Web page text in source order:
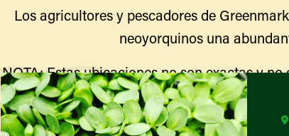
Los agricultores y pescadores de
neoyorquinos una
NOTA: Estas ubicaciones no son exactas y
Visite el sitio web de cada granja para